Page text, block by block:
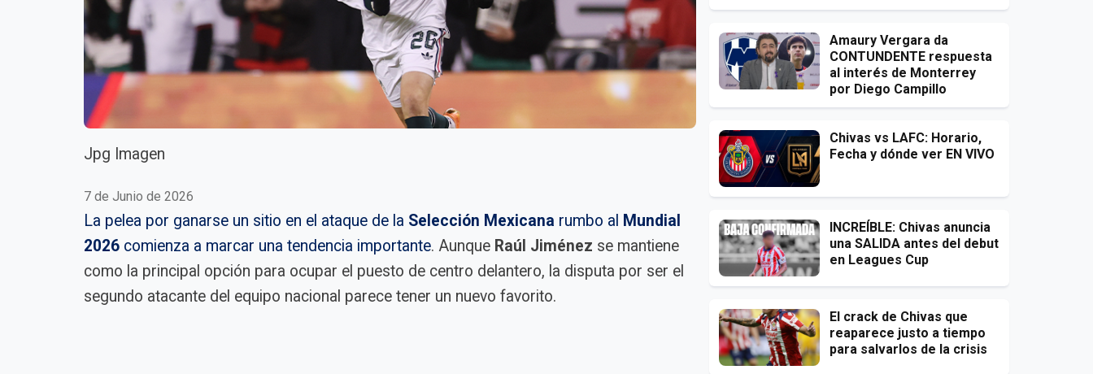
Jpg Imagen
7 de Junio de 2026
La pelea por ganarse un sitio en el ataque de la Selección Mexicana rumbo al Mundial
2026 comienza a marcar una tendencia importante. Aunque Raúl Jiménez se mantiene
como la principal opción para ocupar el puesto de centro delantero, la disputa por ser el
segundo atacante del equipo nacional parece tener un nuevo favorito.
Amaury Vergara da
CONTUNDENTE respuesta
al interés de Monterrey
por Diego Campillo
Chivas vs LAFC: Horario,
Fecha y dónde ver EN VIVO
INCREÍBLE: Chivas anuncia
una SALIDA antes del debut
en Leagues Cup
El crack de Chivas que
reaparece justo a tiempo
para salvarlos de la crisis